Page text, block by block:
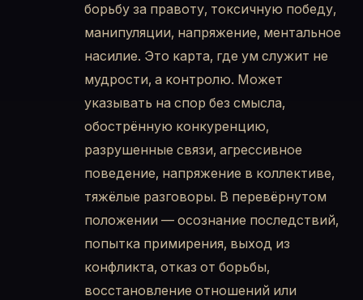
борьбу за правоту, токсичную победу,
манипуляции, напряжение, ментальное
насилие. Это карта, где ум служит не
мудрости, а контролю. Может
указывать на спор без смысла,
обострённую конкуренцию,
разрушенные связи, агрессивное
поведение, напряжение в коллективе,
тяжёлые разговоры. В перевёрнутом
положении — осознание последствий,
попытка примирения, выход из
конфликта, отказ от борьбы,
восстановление отношений или